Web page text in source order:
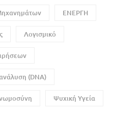
ΕΝΕΡΓΗ
Λογισμικό
(DNA)
Ψυχική Υγεία